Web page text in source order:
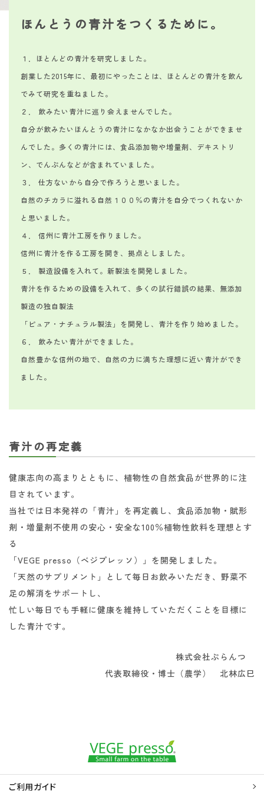
ほんとうの青汁をつくるために。
１．ほとんどの青汁を研究しました。
創業した2015年に、最初にやったことは、ほとんどの青汁を飲ん
でみて研究を重ねました。
２． 飲みたい青汁に巡り会えませんでした。
自分が飲みたいほんとうの青汁になかなか出会うことができませ
んでした。多くの青汁には、食品添加物や増量剤、デキストリ
ン、でんぷんなどが含まれていました。
３． 仕方ないから自分で作ろうと思いました。
自然のチカラに溢れる自然１００％の青汁を自分でつくれないか
と思いました。
４． 信州に青汁工房を作りました。
信州に青汁を作る工房を開き、拠点としました。
５． 製造設備を入れて。新製法を開発しました。
青汁を作るための設備を入れて、多くの試行錯誤の結果、無添加
製造の独自製法
「ピュア・ナチュラル製法」を開発し、青汁を作り始めました。
６． 飲みたい青汁ができました。
自然豊かな信州の地で、自然の力に満ちた理想に近い青汁ができ
ました。
青汁の再定義
健康志向の高まりとともに、植物性の自然食品が世界的に注
目されています。
当社では日本発祥の「青汁」を再定義し、食品添加物・賦形
剤・増量剤不使用の安心・安全な100％植物性飲料を理想とす
る
「VEGE presso（ベジプレッソ）」を開発しました。
「天然のサプリメント」として毎日お飲みいただき、野菜不
足の解消をサポートし、
忙しい毎日でも手軽に健康を維持していただくことを目標に
した青汁です。
株式会社ぷらんつ
代表取締役・博士（農学） 北林広巳
ご利用ガイド